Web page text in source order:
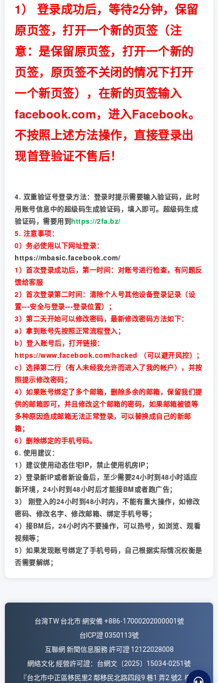
1） 登录成功后，等待2分钟，保留
原页签，打开一个新的页签（注
意：是保留原页签，打开一个新的
页签，原页签不关闭的情况下打开
一个新页签），在新的页签输入
facebook.com，进入Facebook。
不按照上述方法操作，直接登录出
现首登验证不售后！
4. 双重验证号登录方法：登录时提示需要输入验证码，此时
用账号信息中的超级码生成验证码，填入即可。超级码生成
验证码，需要用到https://2fa.bz/
5. 注意事项：
0）务必使用以下网址登录：
https://mbasic.facebook.com/
1）首次登录成功后，第一时间：对账号进行检查，有问题反
馈给客服
2）首次登录第二时间：清除个人号其他设备登录记录（设
置---安全与登录---登录位置）；
3）第二天开始可以修改密码，最新修改密码方法如下：
a）拿到账号先按照正常流程登入；
b）登入账号后，打开链接：
https://www.facebook.com/hacked （可以避开风控）；
c）选择第二行（有人未经我允许而进入了我的帐户），并按
照提示修改密码；
4）如果账号绑定了多个邮箱，删除多余的邮箱，保留我们提
供的邮箱即可，并且修改这个邮箱的密码，如果邮箱被锁等
多种原因造成邮箱无法正常登录，可以替换成自己的新邮
箱；
6）删除绑定的手机号码。
6. 使用建议：
1）建议使用动态住宅IP，禁止使用机房IP；
2）登录新IP或者新设备后，至少需要24小时到48小时适应
新环境，24小时到48小时后才能接BM或者跑广告；
3） 刚登入的24小时到48小时内，不能有重大操作，如修改
密码、修改名字、修改邮箱、绑定手机号等；
4）接BM后，24小时内不要操作，可以热号，如浏览、观看
视频等；
5）如果发现账号绑定了手机号码，自己根据实际情况权衡是
否需要解绑；
台灣TW 台北市·網安備 +886-17000202000001號
台ICP證 0350113號
互聯網 新聞信息服務 許可證 12122028008
網絡文化 經營許可證：台網文〔2025〕15034-0251號
『台北市中正區移民里2 鄰移民北路四段9 巷1 弄2 號2. 樓』